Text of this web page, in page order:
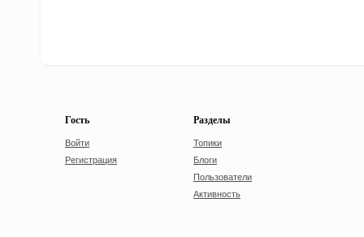
Гость
Войти
Регистрация
Разделы
Топики
Блоги
Пользователи
Активность